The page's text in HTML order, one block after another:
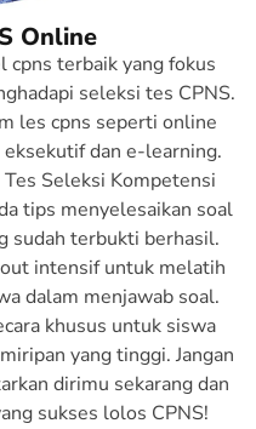
Online
cpns terbaik yang fokus
seleksi tes CPNS.
les cpns seperti online
dan e-learning.
Seleksi Kompetensi
tips menyelesaikan soal
sudah terbukti berhasil.
intensif untuk melatih
dalam menjawab soal.
khusus untuk siswa
yang tinggi. Jangan
dirimu sekarang dan
sukses lolos CPNS!